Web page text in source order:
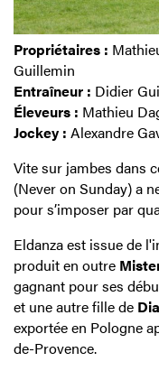
Propriétaires :
Guillemin
Entraîneur : Didier
Éleveurs : Mathieu
Jockey : Alexandre
Vite sur jambes dans
(Never on Sunday) a
pour s’imposer par
Eldanza est issue de
produit en outre
gagnant pour ses
et une autre fille de
exportée en Pologne
de-Provence.